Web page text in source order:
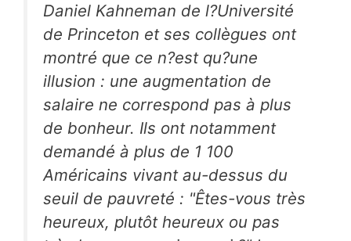
Daniel Kahneman de l?Université
de Princeton et ses collègues ont
montré que ce n?est qu?une
illusion : une augmentation de
salaire ne correspond pas à plus
de bonheur. Ils ont notamment
demandé à plus de 1 100
Américains vivant au-dessus du
seuil de pauvreté : "Êtes-vous très
heureux, plutôt heureux ou pas